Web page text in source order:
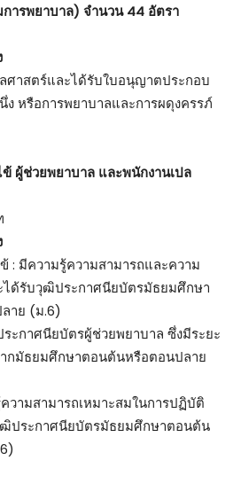
ารพยาบาล) จำนวน 44 อัตรา
าสตร์และได้รับใบอนุญาตประกอบ
หรือการพยาบาลและการผดุงครรภ์
ข้ ผู้ช่วยพยาบาล และพนักงานเปล
: มีความรู้ความสามารถและความ
ด้รับวุฒิประกาศนียบัตรมัธยมศึกษา
าย (ม.6)
ะกาศนียบัตรผู้ช่วยพยาบาล ซึ่งมีระยะ
ากมัธยมศึกษาตอนต้นหรือตอนปลาย
วามสามารถเหมาะสมในการปฏิบัติ
ประกาศนียบัตรมัธยมศึกษาตอนต้น